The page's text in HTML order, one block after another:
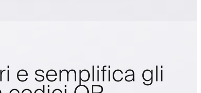
e semplifica gli